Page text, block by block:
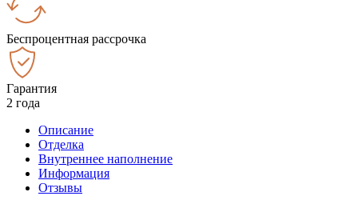
Беспроцентная рассрочка
Гарантия
2 года
Описание
Отделка
Внутреннее наполнение
Информация
Отзывы